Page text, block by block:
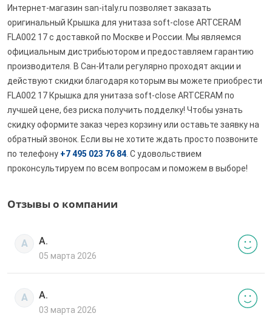
Интернет-магазин san-italy.ru позволяет заказать
оригинальный Крышка для унитаза soft-close ARTCERAM
FLA002 17 с доставкой по Москве и России. Мы являемся
официальным дистрибьютором и предоставляем гарантию
производителя. В Сан-Итали регулярно проходят акции и
действуют скидки благодаря которым вы можете приобрести
FLA002 17 Крышка для унитаза soft-close ARTCERAM по
лучшей цене, без риска получить подделку! Чтобы узнать
скидку оформите заказ через корзину или оставьте заявку на
обратный звонок. Если вы не хотите ждать просто позвоните
по телефону +7 495 023 76 84 . С удовольствием
проконсультируем по всем вопросам и поможем в выборе!
Отзывы о компании
А А.
05 марта 2026
А А.
03 марта 2026